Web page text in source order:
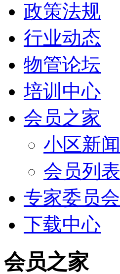
政策法规
行业动态
物管论坛
培训中心
会员之家
小区新闻
会员列表
专家委员会
下载中心
会员之家